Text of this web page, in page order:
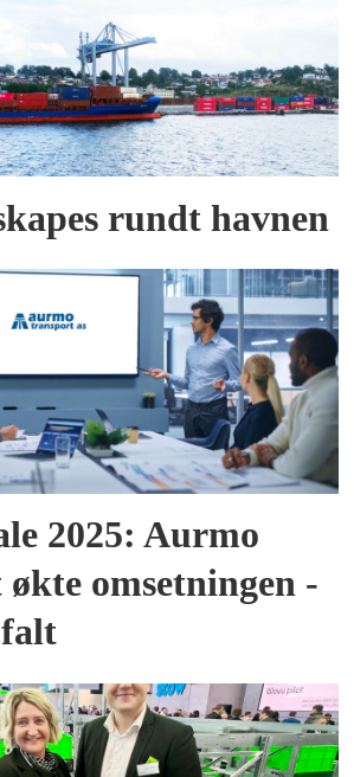
rundt havnen
2025: Aurmo
omsetningen -